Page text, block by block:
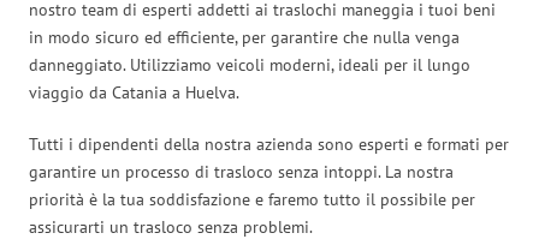
nostro team di esperti addetti ai traslochi maneggia i tuoi beni
in modo sicuro ed efficiente, per garantire che nulla venga
danneggiato. Utilizziamo veicoli moderni, ideali per il lungo
viaggio da Catania a Huelva.
Tutti i dipendenti della nostra azienda sono esperti e formati per
garantire un processo di trasloco senza intoppi. La nostra
priorità è la tua soddisfazione e faremo tutto il possibile per
assicurarti un trasloco senza problemi.